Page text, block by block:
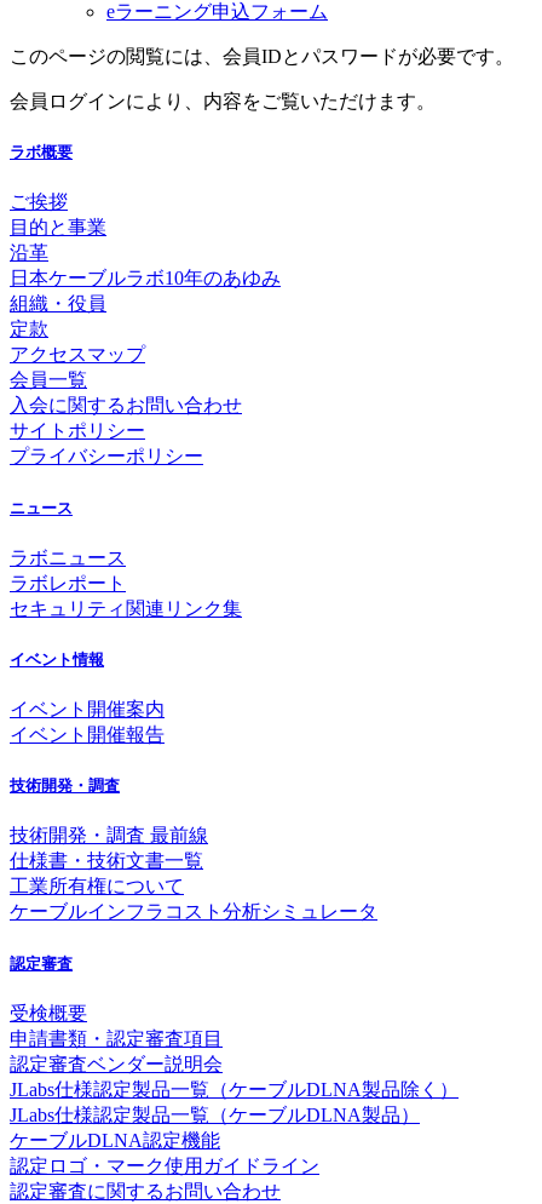
eラーニング申込フォーム
このページの閲覧には、会員IDとパスワードが必要です。
会員ログインにより、内容をご覧いただけます。
ラボ概要
ご挨拶
目的と事業
沿革
日本ケーブルラボ10年のあゆみ
組織・役員
定款
アクセスマップ
会員一覧
入会に関するお問い合わせ
サイトポリシー
プライバシーポリシー
ニュース
ラボニュース
ラボレポート
セキュリティ関連リンク集
イベント情報
イベント開催案内
イベント開催報告
技術開発・調査
技術開発・調査 最前線
仕様書・技術文書一覧
工業所有権について
ケーブルインフラコスト分析シミュレータ
認定審査
受検概要
申請書類・認定審査項目
認定審査ベンダー説明会
JLabs仕様認定製品一覧（ケーブルDLNA製品除く）
JLabs仕様認定製品一覧（ケーブルDLNA製品）
ケーブルDLNA認定機能
認定ロゴ・マーク使用ガイドライン
認定審査に関するお問い合わせ